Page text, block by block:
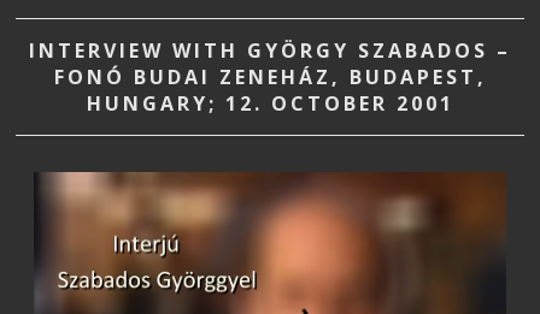
INTERVIEW WITH GYÖRGY SZABADOS –
FONÓ BUDAI ZENEHÁZ, BUDAPEST,
HUNGARY; 12. OCTOBER 2001